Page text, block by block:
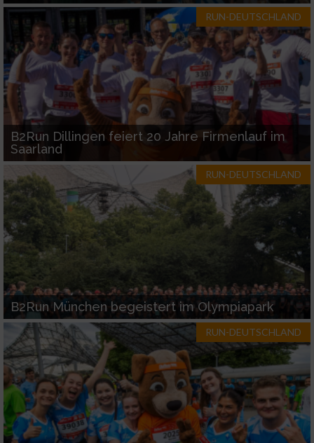
RUN-DEUTSCHLAND
B2Run Dillingen feiert 20 Jahre Firmenlauf im
Saarland
RUN-DEUTSCHLAND
B2Run München begeistert im Olympiapark
RUN-DEUTSCHLAND